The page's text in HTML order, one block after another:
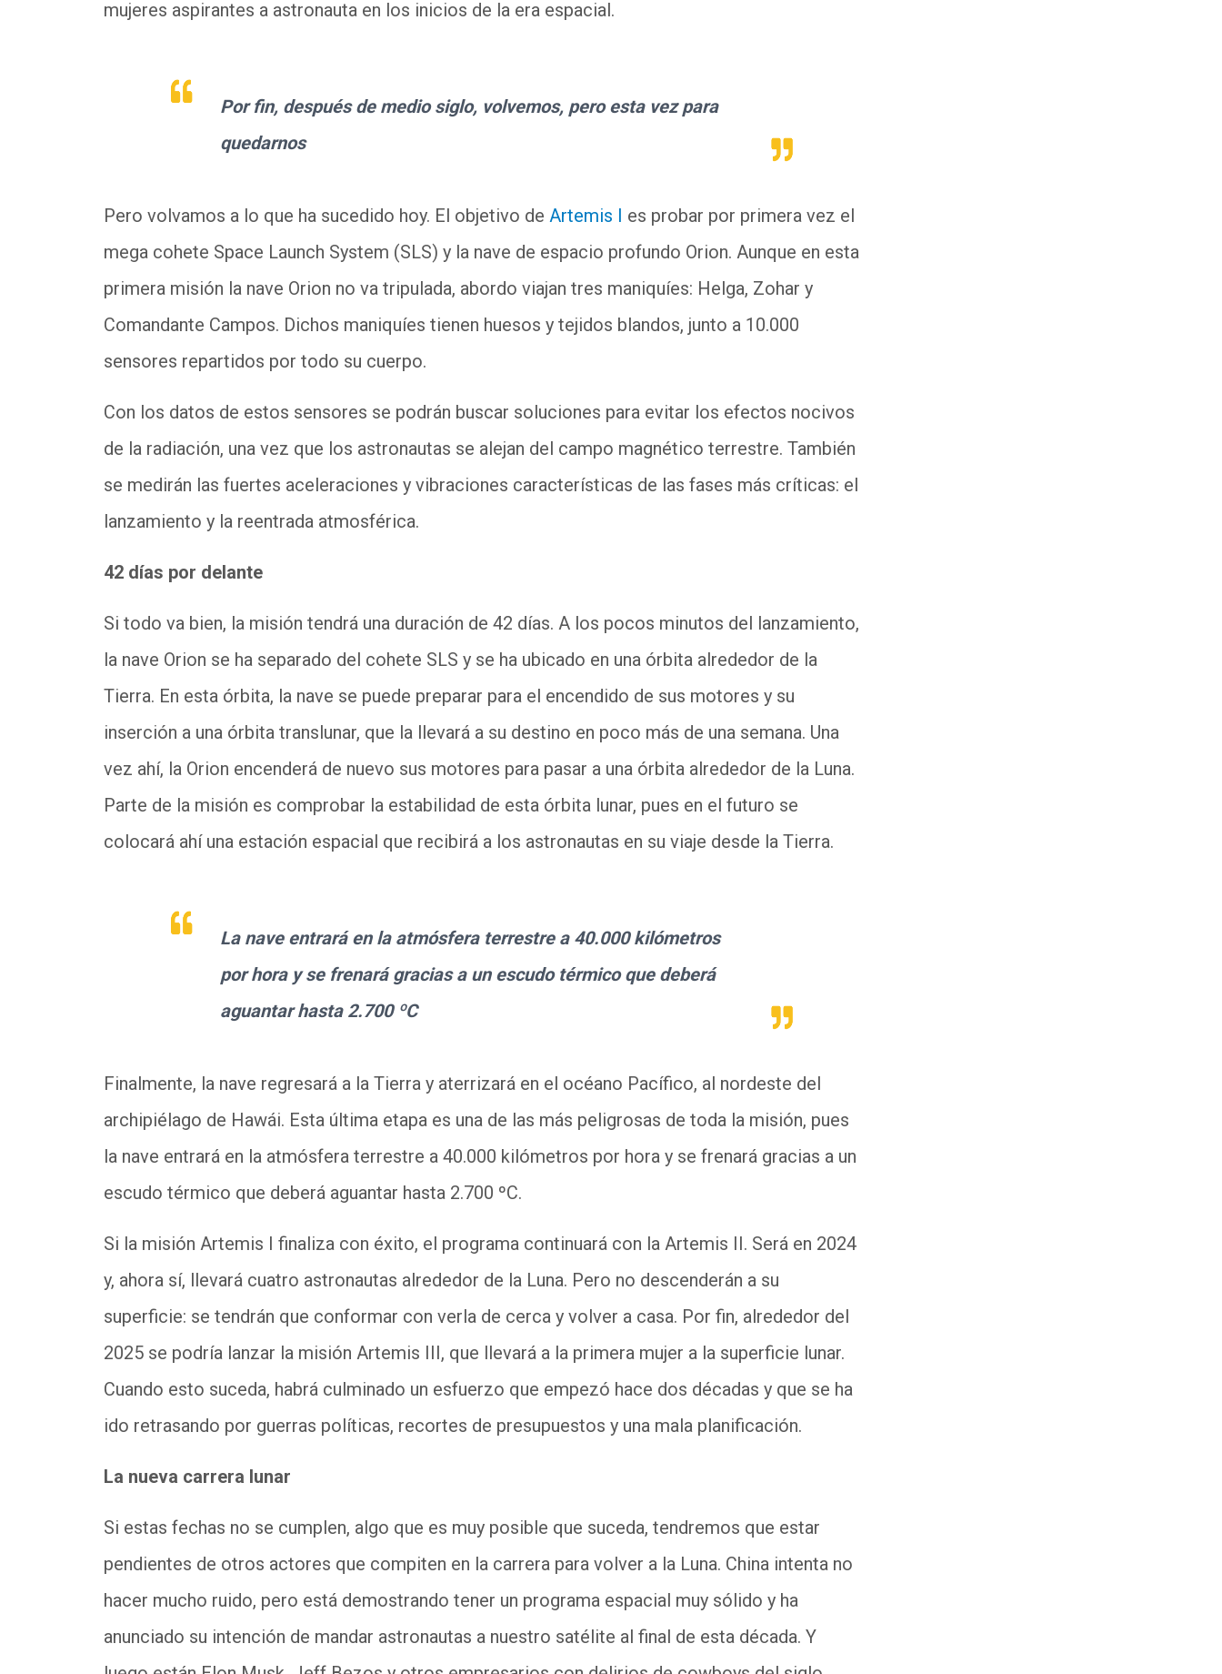
mujeres aspirantes a astronauta en los inicios de la era espacial.
Por fin, después de medio siglo, volvemos, pero esta vez para
quedarnos
Pero volvamos a lo que ha sucedido hoy. El objetivo de Artemis I es probar por primera vez el
mega cohete Space Launch System (SLS) y la nave de espacio profundo Orion. Aunque en esta
primera misión la nave Orion no va tripulada, abordo viajan tres maniquíes: Helga, Zohar y
Comandante Campos. Dichos maniquíes tienen huesos y tejidos blandos, junto a 10.000
sensores repartidos por todo su cuerpo.
Con los datos de estos sensores se podrán buscar soluciones para evitar los efectos nocivos
de la radiación, una vez que los astronautas se alejan del campo magnético terrestre. También
se medirán las fuertes aceleraciones y vibraciones características de las fases más críticas: el
lanzamiento y la reentrada atmosférica.
42 días por delante
Si todo va bien, la misión tendrá una duración de 42 días. A los pocos minutos del lanzamiento,
la nave Orion se ha separado del cohete SLS y se ha ubicado en una órbita alrededor de la
Tierra. En esta órbita, la nave se puede preparar para el encendido de sus motores y su
inserción a una órbita translunar, que la llevará a su destino en poco más de una semana. Una
vez ahí, la Orion encenderá de nuevo sus motores para pasar a una órbita alrededor de la Luna.
Parte de la misión es comprobar la estabilidad de esta órbita lunar, pues en el futuro se
colocará ahí una estación espacial que recibirá a los astronautas en su viaje desde la Tierra.
La nave entrará en la atmósfera terrestre a 40.000 kilómetros
por hora y se frenará gracias a un escudo térmico que deberá
aguantar hasta 2.700 ºC
Finalmente, la nave regresará a la Tierra y aterrizará en el océano Pacífico, al nordeste del
archipiélago de Hawái. Esta última etapa es una de las más peligrosas de toda la misión, pues
la nave entrará en la atmósfera terrestre a 40.000 kilómetros por hora y se frenará gracias a un
escudo térmico que deberá aguantar hasta 2.700 ºC.
Si la misión Artemis I finaliza con éxito, el programa continuará con la Artemis II. Será en 2024
y, ahora sí, llevará cuatro astronautas alrededor de la Luna. Pero no descenderán a su
superficie: se tendrán que conformar con verla de cerca y volver a casa. Por fin, alrededor del
2025 se podría lanzar la misión Artemis III, que llevará a la primera mujer a la superficie lunar.
Cuando esto suceda, habrá culminado un esfuerzo que empezó hace dos décadas y que se ha
ido retrasando por guerras políticas, recortes de presupuestos y una mala planificación.
La nueva carrera lunar
Si estas fechas no se cumplen, algo que es muy posible que suceda, tendremos que estar
pendientes de otros actores que compiten en la carrera para volver a la Luna. China intenta no
hacer mucho ruido, pero está demostrando tener un programa espacial muy sólido y ha
anunciado su intención de mandar astronautas a nuestro satélite al final de esta década. Y